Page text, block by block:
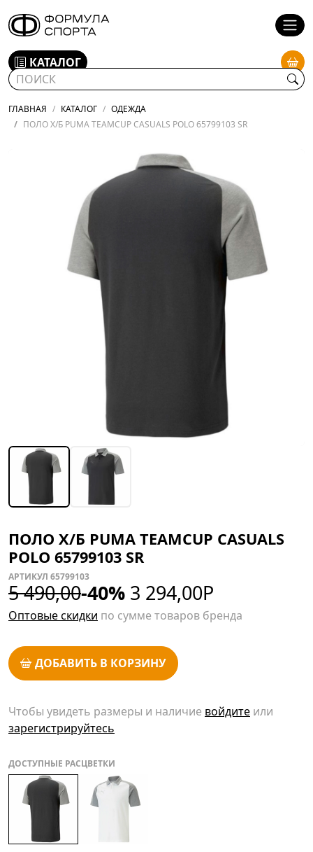
КАТАЛОГ
ГЛАВНАЯ КАТАЛОГ
ОДЕЖДА
ПОЛО Х/Б PUMA TEAMCUP CASUALS POLO 65799103 SR
ПОЛО Х/Б PUMA TEAMCUP CASUALS
POLO 65799103 SR
АРТИКУЛ 65799103
5 490,00-40% 3 294,00Р
Оптовые скидки по сумме товаров бренда
ДОБАВИТЬ В КОРЗИНУ
Чтобы увидеть размеры и наличие войдите или
зарегистрируйтесь
ДОСТУПНЫЕ РАСЦВЕТКИ